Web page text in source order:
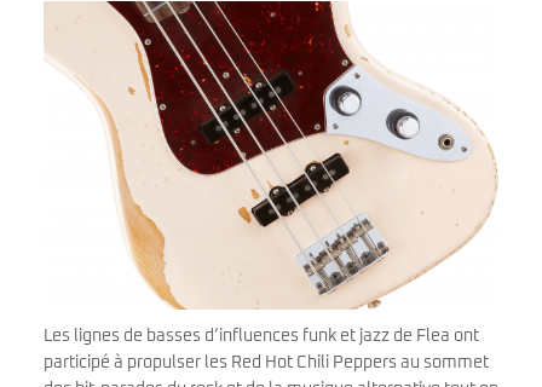
Les lignes de basses d’influences funk et jazz de Flea ont
participé à propulser les Red Hot Chili Peppers au sommet